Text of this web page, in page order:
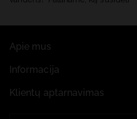
Apie mus
Informacija
Klientų aptarnavimas